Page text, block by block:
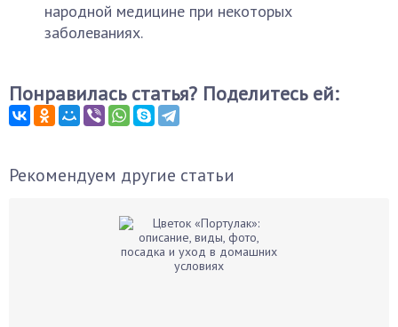
народной медицине при некоторых
заболеваниях.
Понравилась статья? Поделитесь ей:
Рекомендуем другие статьи